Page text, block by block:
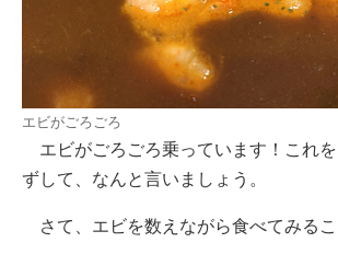
エビがごろごろ
エビがごろごろ乗っています！これ
ずして、なんと言いましょう。
さて、エビを数えながら食べてみるこ